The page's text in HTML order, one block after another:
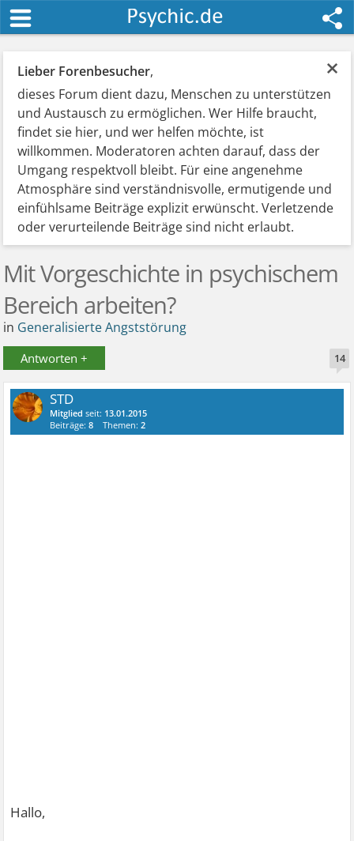
×
Lieber Forenbesucher,
dieses Forum dient dazu, Menschen zu unterstützen
und Austausch zu ermöglichen. Wer Hilfe braucht,
findet sie hier, und wer helfen möchte, ist
willkommen. Moderatoren achten darauf, dass der
Umgang respektvoll bleibt. Für eine angenehme
Atmosphäre sind verständnisvolle, ermutigende und
einfühlsame Beiträge explizit erwünscht. Verletzende
oder verurteilende Beiträge sind nicht erlaubt.
Mit Vorgeschichte in psychischem
Bereich arbeiten?
in Generalisierte Angststörung
Antworten + 14
STD
Mitglied seit: 13.01.2015
Beiträge:8 Themen:2
Hallo,